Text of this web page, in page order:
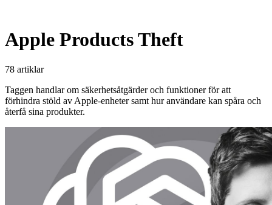
Apple Products Theft
78 artiklar
Taggen handlar om säkerhetsåtgärder och funktioner för att
förhindra stöld av Apple-enheter samt hur användare kan spåra och
återfå sina produkter.